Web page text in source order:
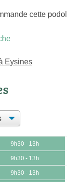
cette
Eysines
9h30 - 13h
9h30 - 13h
9h30 - 13h